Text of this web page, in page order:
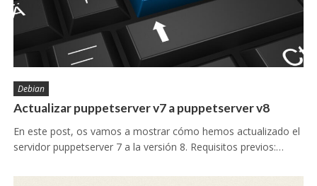
Debian
Actualizar puppetserver v7 a puppetserver v8
En este post, os vamos a mostrar cómo hemos actualizado el
servidor puppetserver 7 a la versión 8. Requisitos previos:…